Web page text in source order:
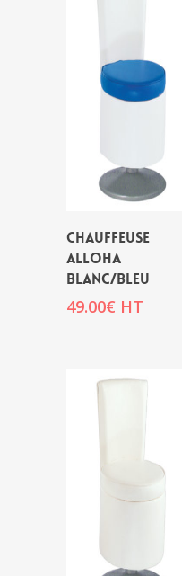
CHAUFFEUSE
ALLOHA
BLANC/BLEU
49.00€ HT